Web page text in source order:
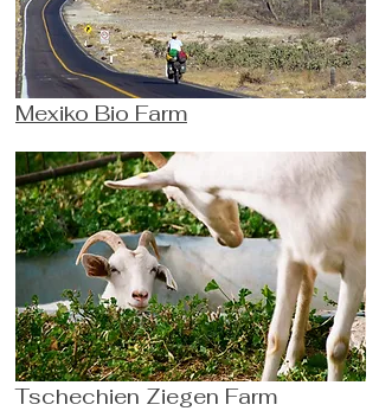
Mexiko Bio Farm
Tschechien Ziegen Farm